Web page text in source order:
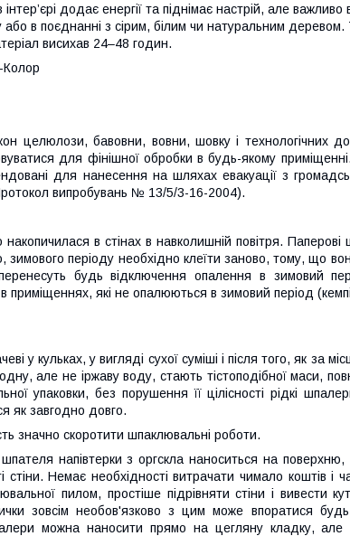
додає енергії та піднімає настрій, але важливо
або в поєднанні з сірим, білим чи натуральним
висихав 24–48 годин.
Колор
целюлози, бавовни, вовни, шовку і технологічних
для фінішної обробки в будь-якому
для нанесення на шляхах евакуації з
випробувань № 13/5/3-16-2004).
в стінах в навколишній повітря.
зимового періоду необхідно клеїти заново, тому, що
будь відключення опалення в зимовий
приміщеннях, які не опалюються в зимовий період
у кульках, у вигляді сухої суміші і після того, як за
але не іржаву воду, стають тістоподібної маси,
упаковки, без порушення її цілісності рідкі
як завгодно довго.
значно скоротити шпаклювальні роботи.
напівтерки з оргскла наноситься на
стіни. Немає необхідності витрачати чимало коштів і
пилом, простіше підрівняти стіни і вивести
зовсім необов'язково з цим може впоратися
можна наносити прямо на цегляну кладку, але